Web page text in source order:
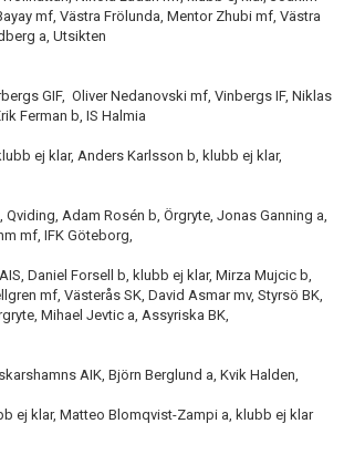
mf, Västra Frölunda, Mentor Zhubi mf, Västra
a, Utsikten
GIF, Oliver Nedanovski mf, Vinbergs IF, Niklas
Ferman b, IS Halmia
ej klar, Anders Karlsson b, klubb ej klar,
Adam Rosén b, Örgryte, Jonas Ganning a,
mf, IFK Göteborg,
Daniel Forsell b, klubb ej klar, Mirza Mujcic b,
mf, Västerås SK, David Asmar mv, Styrsö BK,
Mihael Jevtic a, Assyriska BK,
AIK, Björn Berglund a, Kvik Halden,
ej klar, Matteo Blomqvist-Zampi a, klubb ej klar